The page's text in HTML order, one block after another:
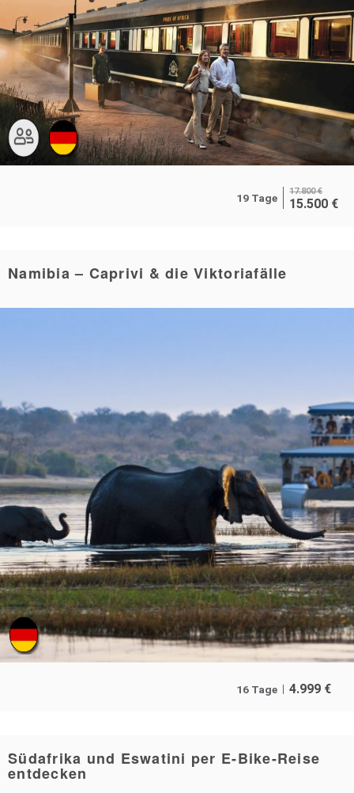
19 Tage
17.800 €
15.500 €
Namibia – Caprivi & die Viktoriafälle
16 Tage 4.999 €
Südafrika und Eswatini per E-Bike-Reise
entdecken